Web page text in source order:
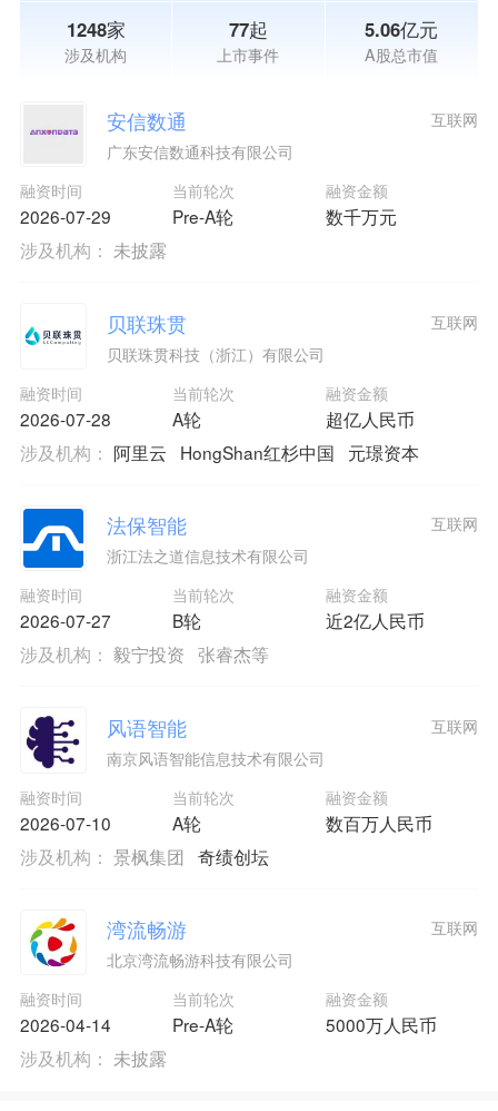
1248家
涉及机构
77起
上市事件
5.06亿元
A股总市值
安信数通
广东安信数通科技有限公司
融资时间
2026-07-29
当前轮次
Pre-A轮
融资金额
数千万元
互联网
涉及机构： 未披露
贝联珠贯
贝联珠贯科技（浙江）有限公司
融资时间
2026-07-28
当前轮次
A轮
融资金额
超亿人民币
互联网
涉及机构： 阿里云 HongShan红杉中国 元璟资本
法保智能
浙江法之道信息技术有限公司
融资时间
2026-07-27
当前轮次
B轮
融资金额
近2亿人民币
互联网
涉及机构： 毅宁投资 张睿杰等
风语智能
南京风语智能信息技术有限公司
融资时间
2026-07-10
当前轮次
A轮
融资金额
数百万人民币
互联网
涉及机构： 景枫集团 奇绩创坛
湾流畅游
北京湾流畅游科技有限公司
融资时间
2026-04-14
当前轮次
Pre-A轮
融资金额
5000万人民币
互联网
涉及机构： 未披露